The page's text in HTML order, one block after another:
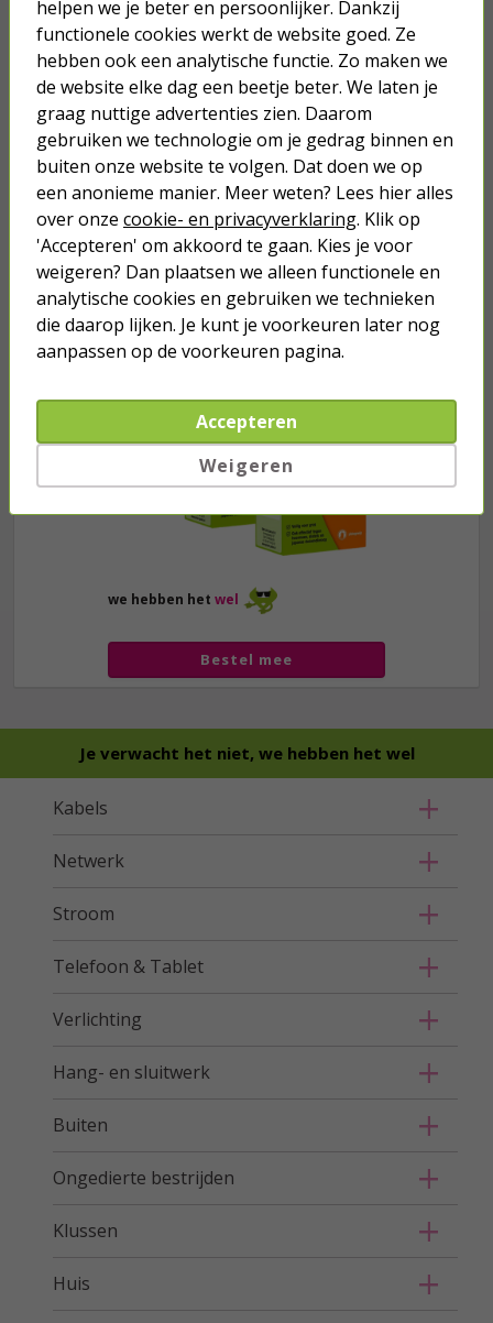
Je verwacht het niet
Turbo onkruidverdelger (Concentraat,
3x 100ml) | Ook voor je gazon!
43,50
40,
we hebben het wel
Bestel mee
Kleur:
Op voorraad Toevoegen
Je verwacht het niet, we hebben het wel
Kabels
Netwerk
Stroom
Telefoon & Tablet
Verlichting
Hang- en sluitwerk
Buiten
Ongedierte bestrijden
Klussen
Huis
helpen we je beter en persoonlijker. Dankzij
functionele cookies werkt de website goed. Ze
hebben ook een analytische functie. Zo maken we
de website elke dag een beetje beter. We laten je
graag nuttige advertenties zien. Daarom
gebruiken we technologie om je gedrag binnen en
buiten onze website te volgen. Dat doen we op
een anonieme manier. Meer weten? Lees hier alles
over onze cookie- en privacyverklaring. Klik op
'Accepteren' om akkoord te gaan. Kies je voor
weigeren? Dan plaatsen we alleen functionele en
analytische cookies en gebruiken we technieken
die daarop lijken. Je kunt je voorkeuren later nog
aanpassen op de voorkeuren pagina.
Accepteren
Weigeren